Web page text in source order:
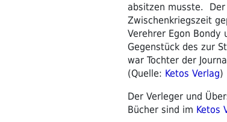
absitzen musste. Der
Zwischenkriegszeit
Verehrer Egon Bondy
Gegenstück des zur
war Tochter der
(Quelle: Ketos Verlag)
Der Verleger und
Bücher sind im Ketos